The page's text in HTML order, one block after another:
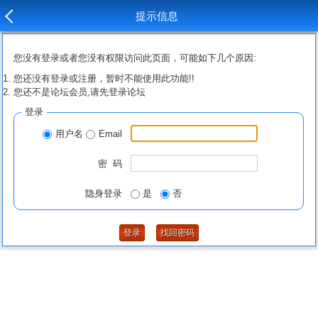
提示信息
您没有登录或者您没有权限访问此页面，可能如下几个原因:
您还没有登录或注册，暂时不能使用此功能!!
您还不是论坛会员,请先登录论坛
登录
用户名 Email
密 码
隐身登录 是 否